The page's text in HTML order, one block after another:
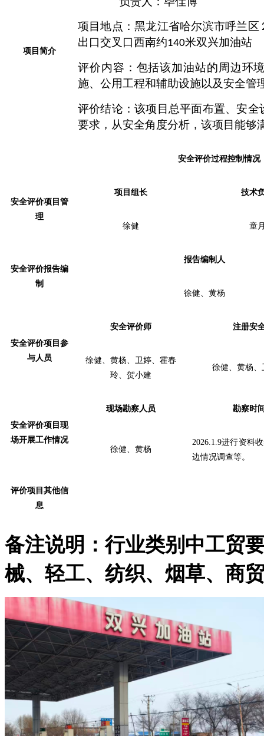
项目简介
项目地点：黑龙江省哈尔滨市呼兰
出口交叉口西南约140米双兴加油站
评价内容： 包括该加油站的周边环
施、公用工程和辅助设施以及安全管
评价结论：该项目总平面布置、安全
要求，从安全角度分析，该项目能够
安全评价过程控制情况
安全评价项目管
理
项目组长 技术
徐健 童
安全评价报告编
制
报告编制人
徐健、 黄杨
安全评价项目参
与人员
安全评价师 注册安
徐健、黄杨、卫婷、霍春
玲、贺小建
徐健、黄杨、
安全评价项目现
场开展工作情况
现场勘察人员 勘察时
徐健、 黄杨
2026.1.9进行资料
边情况调查等。
评价项目其他信
息
备注说明：行业类别中工贸
械、轻工、纺织、烟草、商